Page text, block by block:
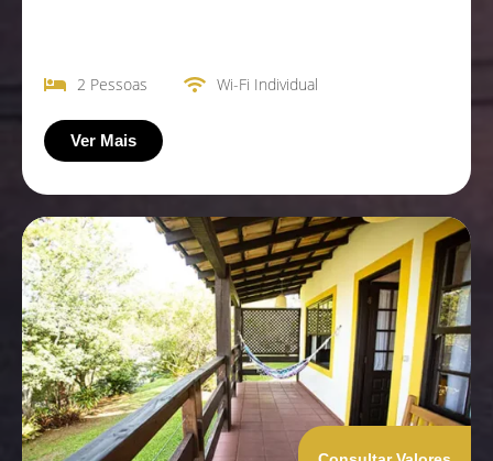
2 Pessoas Wi-Fi Individual
Ver Mais